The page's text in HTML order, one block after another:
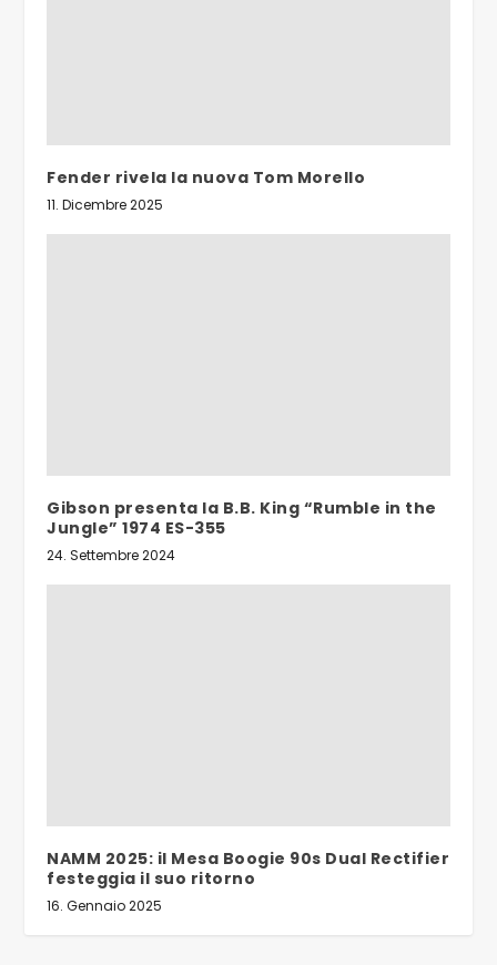
Fender rivela la nuova Tom Morello
11. Dicembre 2025
Gibson presenta la B.B. King “Rumble in the
Jungle” 1974 ES-355
24. Settembre 2024
NAMM 2025: il Mesa Boogie 90s Dual Rectifier
festeggia il suo ritorno
16. Gennaio 2025